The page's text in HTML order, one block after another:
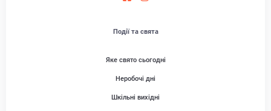
Події та свята
Яке свято сьогодні
Неробочі дні
Шкільні вихідні